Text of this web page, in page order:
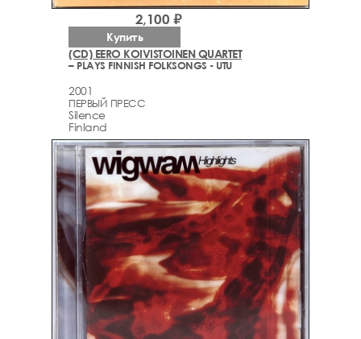
(CD) EERO KOIVISTOINEN QUARTET
– PLAYS FINNISH FOLKSONGS - UTU
2001
ПЕРВЫЙ ПРЕСС
Silence
Finland
2,100 ₽
Купить